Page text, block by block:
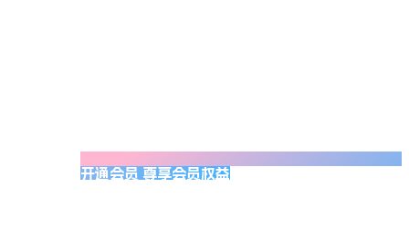
开通会员 尊享会员权益